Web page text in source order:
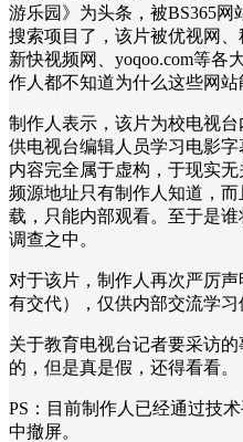
游乐园》为头条，被BS365网
搜索项目了，该片被优视网、
新快视频网、yoqoo.com等各
作人都不知道为什么这些网站
制作人表示，该片为校电视
供电视台编辑人员学习电影
内容完全属于虚构，于现实
频源地址只有制作人知道，
载，只能内部观看。至于是
调查之中。
对于该片，制作人再次严厉
有交代），仅供内部交流学习
关于教育电视台记者要采访
的，但是真是假，还得看看。
PS：目前制作人已经通过技
中撤屏。